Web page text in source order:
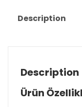
Description
Description
Ürün